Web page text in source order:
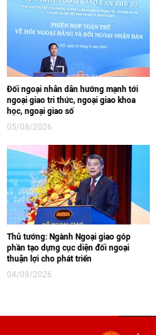
Đối ngoại nhân dân hướng mạnh tới
ngoại giao tri thức, ngoại giao khoa
học, ngoại giao số
05/08/2026
Thủ tướng: Ngành Ngoại giao góp
phần tạo dựng cục diện đối ngoại
thuận lợi cho phát triển
04/08/2026